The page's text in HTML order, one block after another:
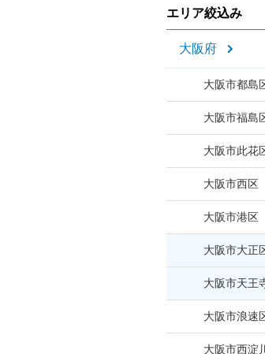
エリア絞込み
大阪府
大阪市都島
大阪市福島
大阪市此花
大阪市西区
大阪市港区
大阪市大正
大阪市天王
大阪市浪速
大阪市西淀